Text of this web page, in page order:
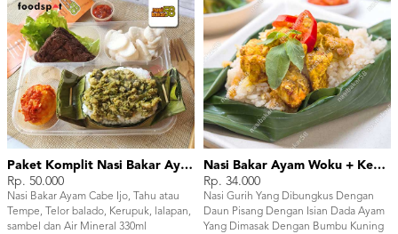
Paket Komplit Nasi Bakar Ayam Cabe Ijo
Rp. 50.000
Nasi Bakar Ayam Cabe Ijo, Tahu atau
Tempe, Telor balado, Kerupuk, lalapan,
sambel dan Air Mineral 330ml
Nasi Bakar Ayam Woku + Kerupuk
Rp. 34.000
Nasi Gurih Yang Dibungkus Dengan
Daun Pisang Dengan Isian Dada Ayam
Yang Dimasak Dengan Bumbu Kuning